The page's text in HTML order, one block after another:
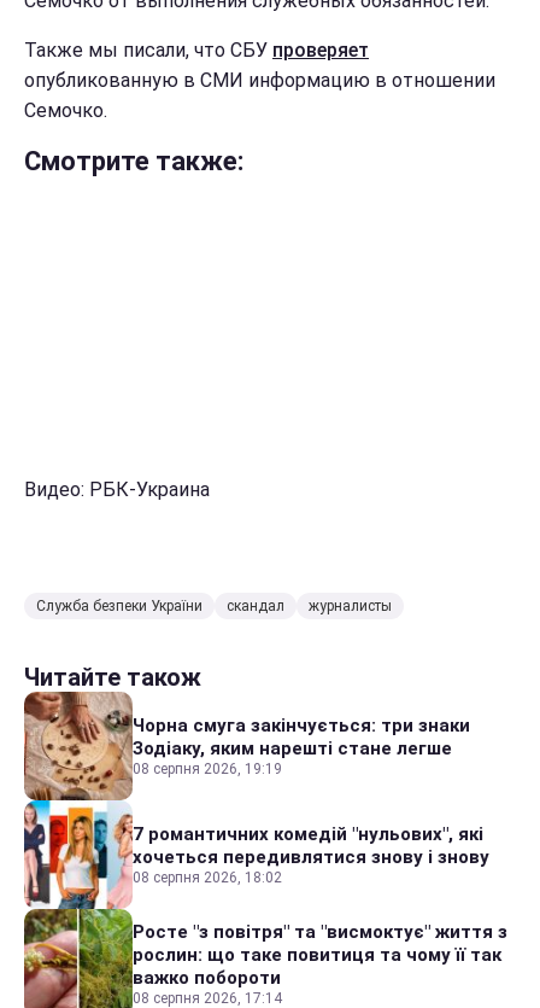
Также мы писали, что СБУ проверяет
опубликованную в СМИ информацию в отношении
Семочко.
Смотрите также:
Видео: РБК-Украина
Служба безпеки України скандал журналисты
Читайте також
Чорна смуга закінчується: три знаки
Зодіаку, яким нарешті стане легше
08 серпня 2026, 19:19
7 романтичних комедій "нульових", які
хочеться передивлятися знову і знову
08 серпня 2026, 18:02
Росте "з повітря" та "висмоктує" життя з
рослин: що таке повитиця та чому її так
важко побороти
08 серпня 2026, 17:14